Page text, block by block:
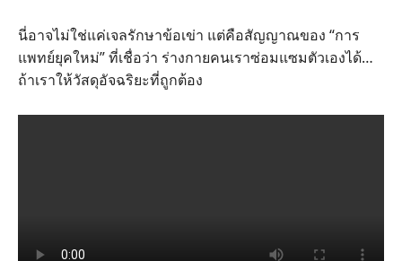
นี่อาจไม่ใช่แค่เจลรักษาข้อเข่า แต่คือสัญญาณของ “การ
แพทย์ยุคใหม่” ที่เชื่อว่า ร่างกายคนเราซ่อมแซมตัวเองได้…
ถ้าเราให้วัสดุอัจฉริยะที่ถูกต้อง